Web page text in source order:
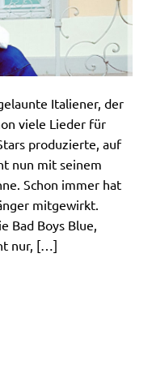
Italiener, der
viele Lieder für
produzierte, auf
nun mit seinem
Schon immer hat
mitgewirkt.
Bad Boys Blue,
nur, […]